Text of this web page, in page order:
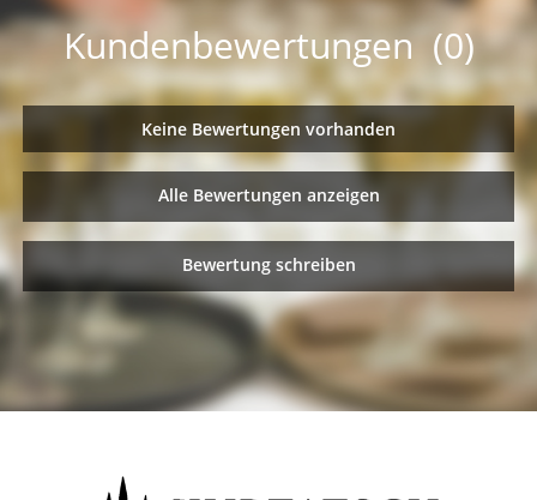
Kundenbewertungen (0)
Keine Bewertungen vorhanden
Alle Bewertungen anzeigen
Bewertung schreiben